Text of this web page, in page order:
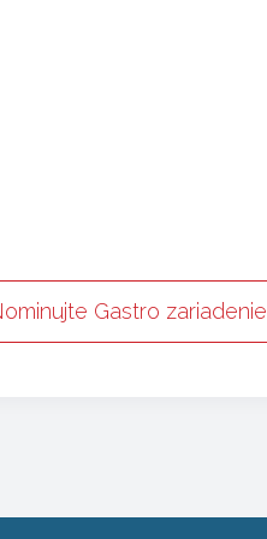
Gastro zariadenie